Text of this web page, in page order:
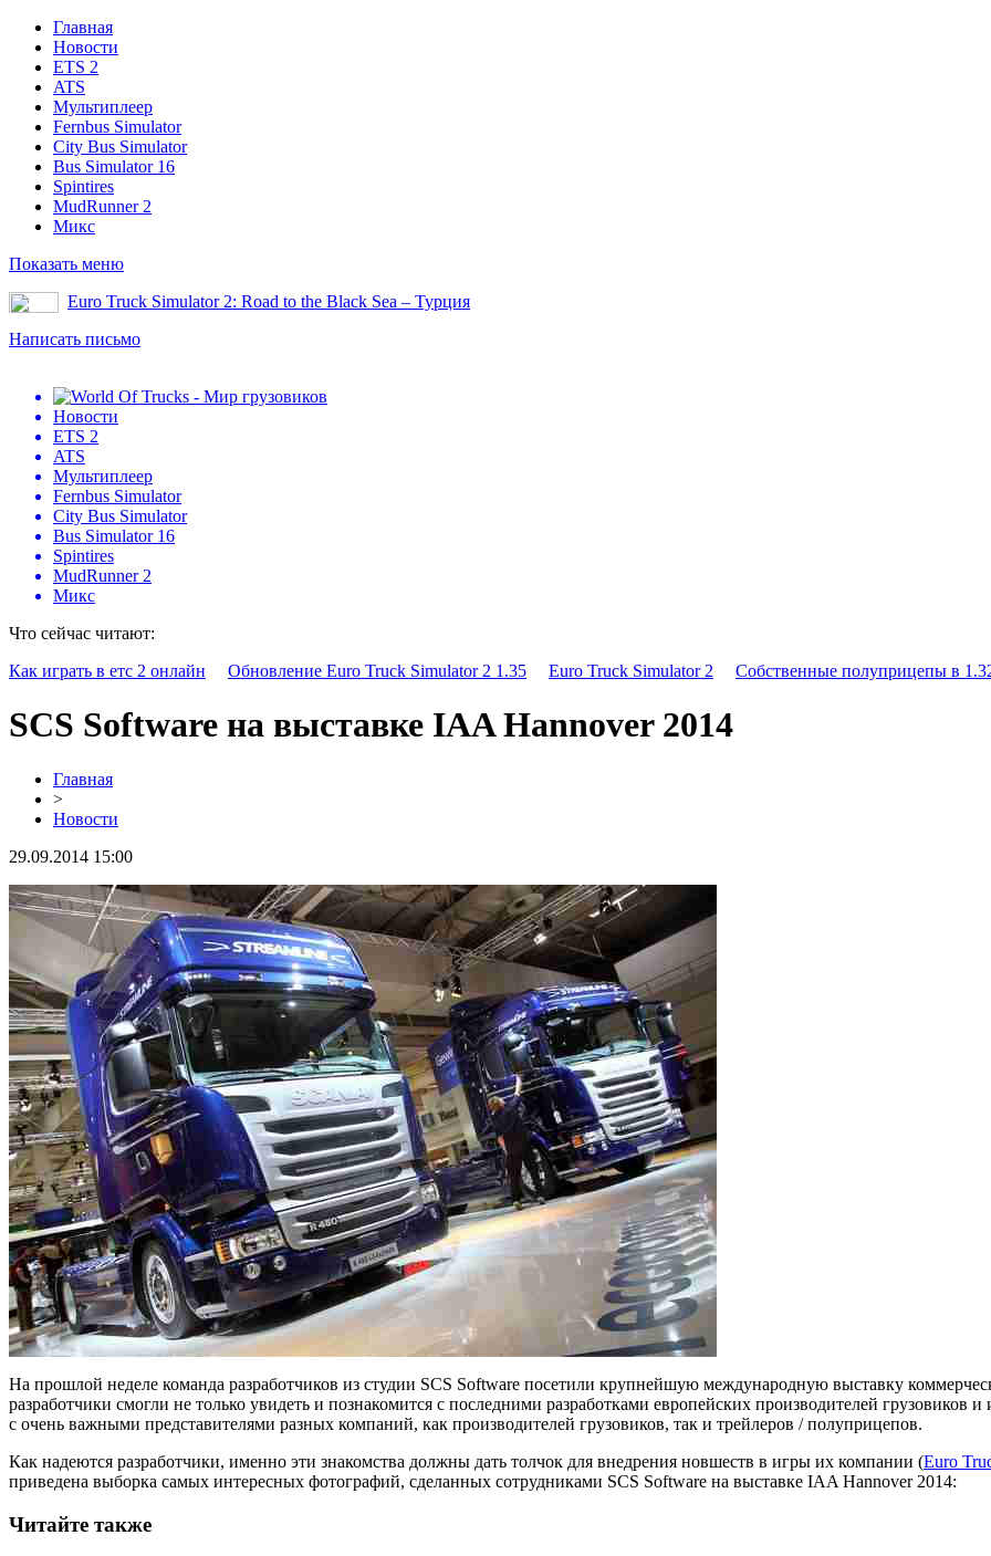
Главная
Новости
ETS 2
ATS
Мультиплеер
Fernbus Simulator
City Bus Simulator
Bus Simulator 16
Spintires
MudRunner 2
Микс
Показать меню
Euro Truck Simulator 2: Road to the Black Sea – Турция
Написать письмо
Новости
ETS 2
ATS
Мультиплеер
Fernbus Simulator
City Bus Simulator
Bus Simulator 16
Spintires
MudRunner 2
Микс
Что сейчас читают:
Как играть в етс 2 онлайн
Обновление Euro Truck Simulator 2 1.35 Euro Truck Simulator 2 Собственные полуприцепы в
SCS Software на выставке IAA Hannover 2014
Главная
>
Новости
29.09.2014 15:00
На прошлой неделе команда разработчиков из студии SCS Software посетили крупнейшую международную выставку
разработчики смогли не только увидеть и познакомится с последними разработками европейских производителей грузовиков
с очень важными представителями разных компаний, как производителей грузовиков, так и трейлеров / полуприцепов.
Как надеются разработчики, именно эти знакомства должны дать толчок для внедрения новшеств в игры их компании (Euro
приведена выборка самых интересных фотографий, сделанных сотрудниками SCS Software на выставке IAA Hannover 2014:
Читайте также